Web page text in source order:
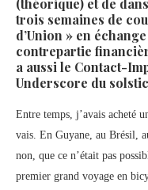
(théorique) et de
trois semaines de
d’Union » en
contrepartie
a aussi le Contact-
Underscore du
Entre temps, j’avais acheté
vais. En Guyane, au Brésil,
non, que ce n’était pas
premier grand voyage en